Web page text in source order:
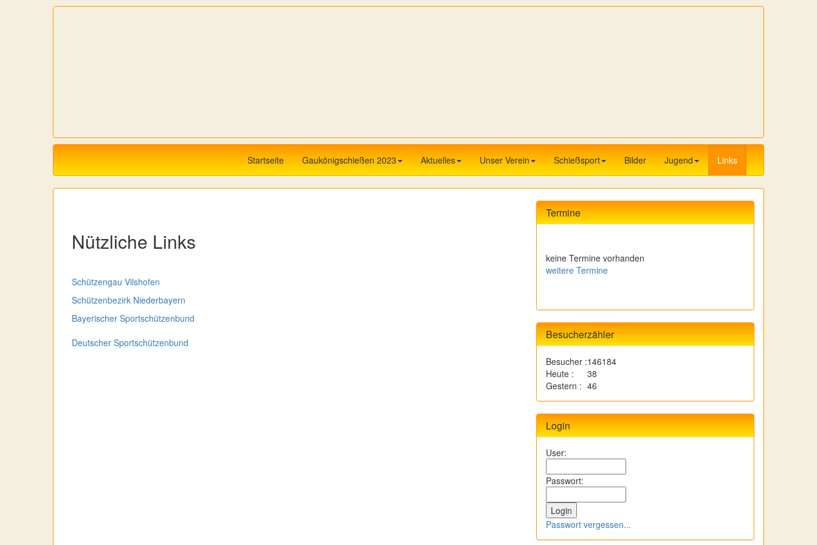
Startseite Gaukönigschießen 2023 Aktuelles Unser Verein Schießsport Bilder Jugend Links
Nützliche Links
Schützengau Vilshofen
Schützenbezirk Niederbayern
Bayerischer Sportschützenbund
Deutscher Sportschützenbund
Termine
keine Termine vorhanden
weitere Termine
Besucherzähler
Besucher :146184
Heute :
38
Gestern : 46
Login
User:
Passwort:
Passwort vergessen...